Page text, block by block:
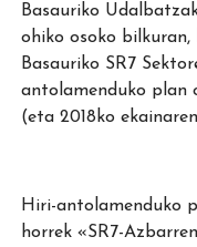
Basauriko
ohiko osoko
Basauriko SR7
antolamenduko plan
(eta 2018ko
Hiri-antolamenduko
horrek «SR7-